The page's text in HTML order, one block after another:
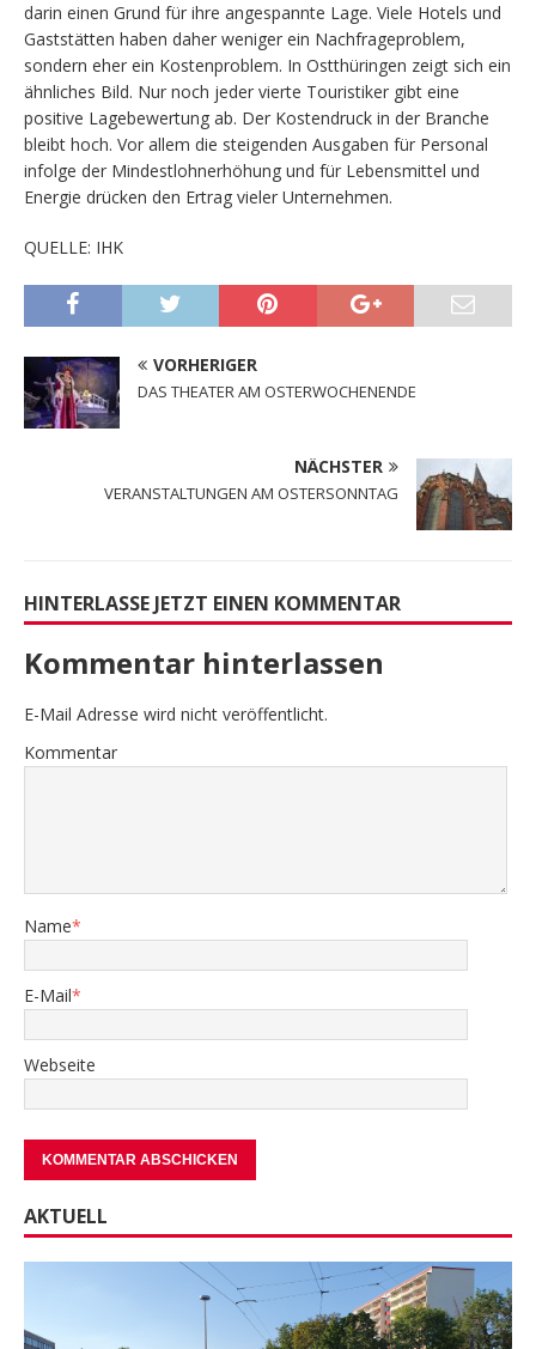
darin einen Grund für ihre angespannte Lage. Viele Hotels und
Gaststätten haben daher weniger ein Nachfrageproblem,
sondern eher ein Kostenproblem. In Ostthüringen zeigt sich ein
ähnliches Bild. Nur noch jeder vierte Touristiker gibt eine
positive Lagebewertung ab. Der Kostendruck in der Branche
bleibt hoch. Vor allem die steigenden Ausgaben für Personal
infolge der Mindestlohnerhöhung und für Lebensmittel und
Energie drücken den Ertrag vieler Unternehmen.
QUELLE: IHK
VORHERIGER
DAS THEATER AM OSTERWOCHENENDE
NÄCHSTER
VERANSTALTUNGEN AM OSTERSONNTAG
HINTERLASSE JETZT EINEN KOMMENTAR
Kommentar hinterlassen
E-Mail Adresse wird nicht veröffentlicht.
Kommentar
Name*
E-Mail*
Webseite
AKTUELL